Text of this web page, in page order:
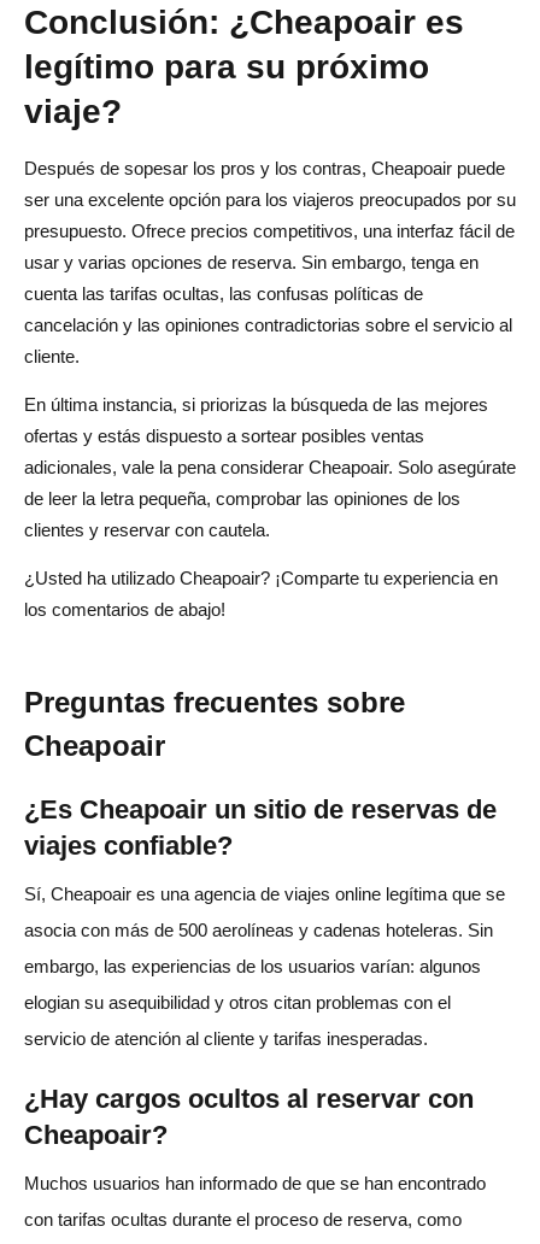
Conclusión: ¿Cheapoair es
legítimo para su próximo
viaje?
Después de sopesar los pros y los contras, Cheapoair puede
ser una excelente opción para los viajeros preocupados por su
presupuesto. Ofrece precios competitivos, una interfaz fácil de
usar y varias opciones de reserva. Sin embargo, tenga en
cuenta las tarifas ocultas, las confusas políticas de
cancelación y las opiniones contradictorias sobre el servicio al
cliente.
En última instancia, si priorizas la búsqueda de las mejores
ofertas y estás dispuesto a sortear posibles ventas
adicionales, vale la pena considerar Cheapoair. Solo asegúrate
de leer la letra pequeña, comprobar las opiniones de los
clientes y reservar con cautela.
¿Usted ha utilizado Cheapoair? ¡Comparte tu experiencia en
los comentarios de abajo!
Preguntas frecuentes sobre
Cheapoair
¿Es Cheapoair un sitio de reservas de
viajes confiable?
Sí, Cheapoair es una agencia de viajes online legítima que se
asocia con más de 500 aerolíneas y cadenas hoteleras. Sin
embargo, las experiencias de los usuarios varían: algunos
elogian su asequibilidad y otros citan problemas con el
servicio de atención al cliente y tarifas inesperadas.
¿Hay cargos ocultos al reservar con
Cheapoair?
Muchos usuarios han informado de que se han encontrado
con tarifas ocultas durante el proceso de reserva, como